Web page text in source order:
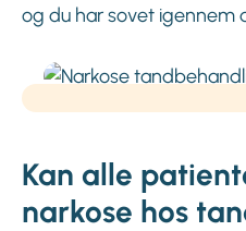
og du har sovet igennem
Kan alle
narkose hos